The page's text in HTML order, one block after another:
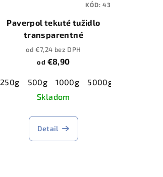
Paverpol tekuté tužidlo
transparentné
od €7,24 bez DPH
od €8,90
250g 500g 1000g
5000g
Skladom
Detail
KÓD:43